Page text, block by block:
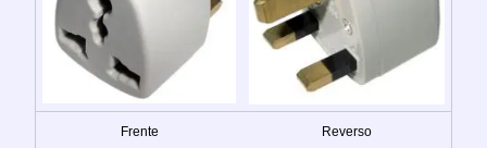
Frente Reverso